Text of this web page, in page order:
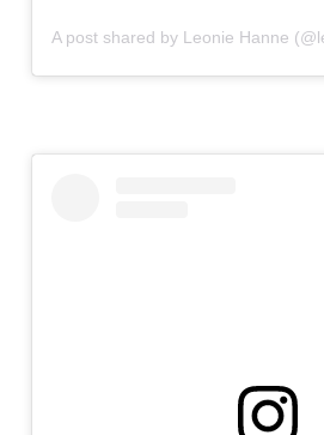
A post shared by Leonie Hanne